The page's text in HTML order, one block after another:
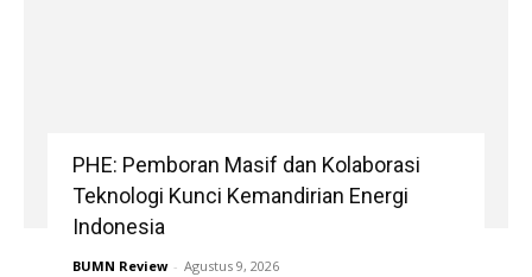
PHE: Pemboran Masif dan Kolaborasi
Teknologi Kunci Kemandirian Energi
Indonesia
BUMN Review - Agustus 9, 2026